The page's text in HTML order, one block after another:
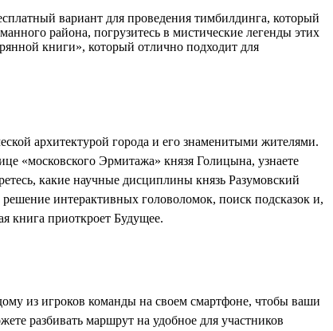
вариант для проведения тимбилдинга, который
района, погрузитесь в мистические легенды этих
книги», который отлично подходит для
архитектурой города и его знаменитыми жителями.
«московского Эрмитажа» князя Голицына, узнаете
какие научные дисциплины князь Разумовский
интерактивных головоломок, поиск подсказок и,
книга приоткроет Будущее.
из игроков команды на своем смартфоне, чтобы ваши
разбивать маршрут на удобное для участников